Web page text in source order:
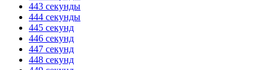
443 секунды
444 секунды
445 секунд
446 секунд
447 секунд
448 секунд